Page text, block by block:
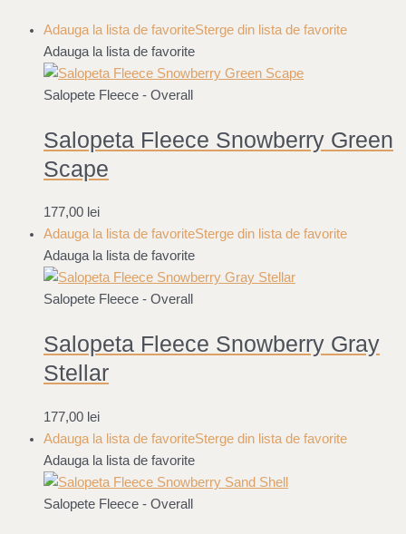
Adauga la lista de favoriteSterge din lista de favorite
Adauga la lista de favorite
Salopete Fleece - Overall
Salopeta Fleece Snowberry Green
Scape
177,00 lei
Adauga la lista de favoriteSterge din lista de favorite
Adauga la lista de favorite
Salopete Fleece - Overall
Salopeta Fleece Snowberry Gray
Stellar
177,00 lei
Adauga la lista de favoriteSterge din lista de favorite
Adauga la lista de favorite
Salopete Fleece - Overall